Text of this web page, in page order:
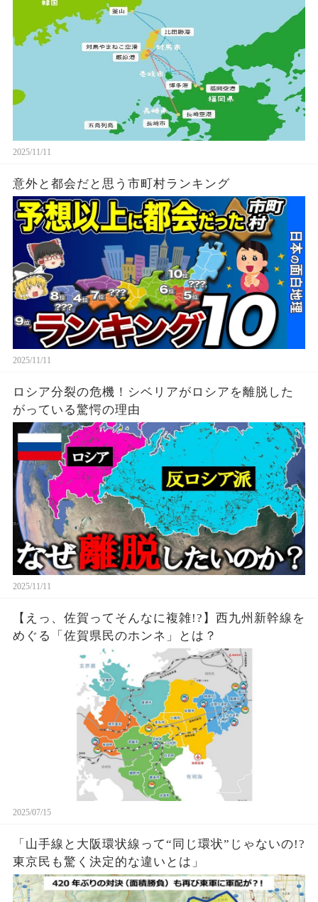
2025/11/11
意外と都会だと思う市町村ランキング
2025/11/11
ロシア分裂の危機！シベリアがロシアを離脱した
がっている驚愕の理由
2025/11/11
【えっ、佐賀ってそんなに複雑!?】西九州新幹線を
めぐる「佐賀県民のホンネ」とは？
2025/07/15
「山手線と大阪環状線って“同じ環状”じゃないの!?
東京民も驚く決定的な違いとは」